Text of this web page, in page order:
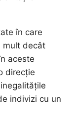
în care
mult decât
aceste
direcție
indivizi cu un